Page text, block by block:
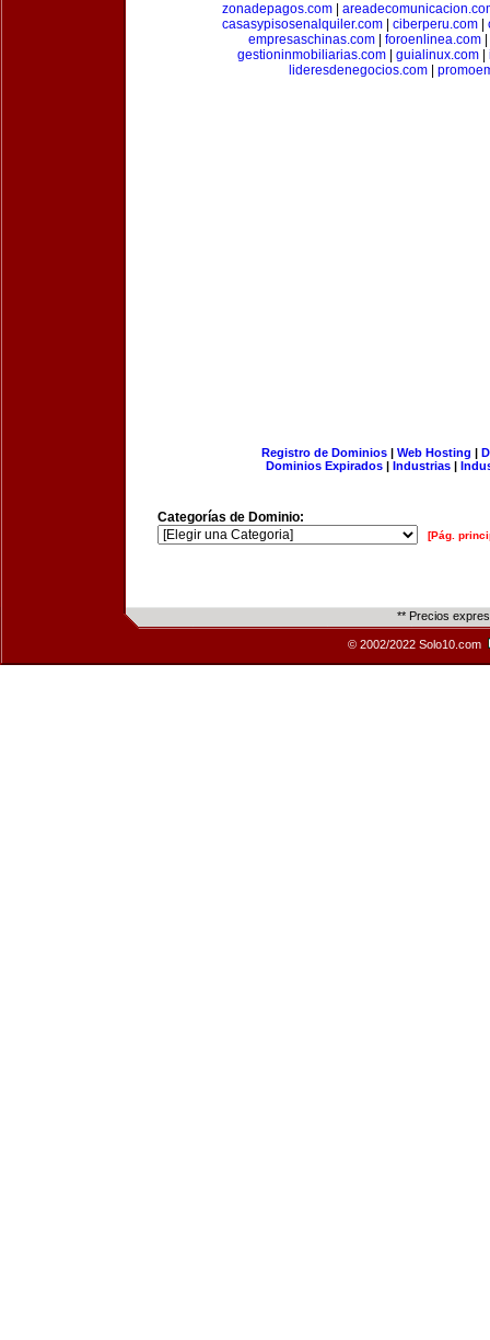
zonadepagos.com|
casasypisosenalquiler.com
ciberperu.com
empresaschinas.com| foroenlinea.com|
gestioninmobiliarias.com| guialinux.com|
lideresdenegocios.com|
Registro de Dominios| Web Hosting |
Dominios Expirados | Industrias |
Categorías de Dominio:
[Pág.
** Precios
© 2002/2022 Solo10.com